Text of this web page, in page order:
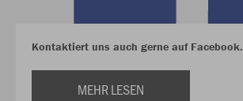
Kontaktiert uns auch gerne auf Facebook.
MEHR LESEN